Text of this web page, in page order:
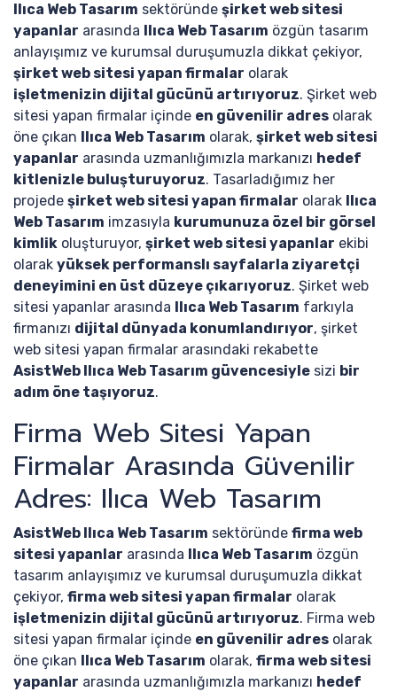
Ilıca Web Tasarım sektöründe şirket web sitesi
yapanlar arasında Ilıca Web Tasarım özgün tasarım
anlayışımız ve kurumsal duruşumuzla dikkat çekiyor,
şirket web sitesi yapan firmalar olarak
işletmenizin dijital gücünü artırıyoruz. Şirket web
sitesi yapan firmalar içinde en güvenilir adres olarak
öne çıkan Ilıca Web Tasarım olarak, şirket web sitesi
yapanlar arasında uzmanlığımızla markanızı hedef
kitlenizle buluşturuyoruz. Tasarladığımız her
projede şirket web sitesi yapan firmalar olarak Ilıca
Web Tasarım imzasıyla kurumunuza özel bir görsel
kimlik oluşturuyor, şirket web sitesi yapanlar ekibi
olarak yüksek performanslı sayfalarla ziyaretçi
deneyimini en üst düzeye çıkarıyoruz. Şirket web
sitesi yapanlar arasında Ilıca Web Tasarım farkıyla
firmanızı dijital dünyada konumlandırıyor, şirket
web sitesi yapan firmalar arasındaki rekabette
AsistWeb Ilıca Web Tasarım güvencesiyle sizi bir
adım öne taşıyoruz.
Firma Web Sitesi Yapan
Firmalar Arasında Güvenilir
Adres: Ilıca Web Tasarım
AsistWeb Ilıca Web Tasarım sektöründe firma web
sitesi yapanlar arasında Ilıca Web Tasarım özgün
tasarım anlayışımız ve kurumsal duruşumuzla dikkat
çekiyor, firma web sitesi yapan firmalar olarak
işletmenizin dijital gücünü artırıyoruz. Firma web
sitesi yapan firmalar içinde en güvenilir adres olarak
öne çıkan Ilıca Web Tasarım olarak, firma web sitesi
yapanlar arasında uzmanlığımızla markanızı hedef